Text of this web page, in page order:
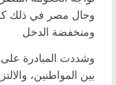
وحال مصر في ذلك
ومنخفضة الدخل
وشددت المبادرة على
بين المواطنين،